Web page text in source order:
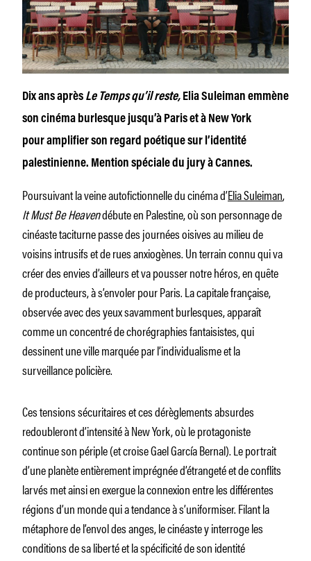
Dix ans après Le Temps qu’il reste, Elia Suleiman emmène
son cinéma burlesque jusqu’à Paris et à New York
pour amplifier son regard poétique sur l’identité
palestinienne. Mention spéciale du jury à Cannes.
Poursuivant la veine autofictionnelle du cinéma d’Elia Suleiman,
It Must Be Heavendébute en Palestine, où son personnage de
cinéaste taciturne passe des journées oisives au milieu de
voisins intrusifs et de rues anxiogènes. Un terrain connu qui va
créer des envies d’ailleurs et va pousser notre héros, en quête
de producteurs, à s’envoler pour Paris. La capitale française,
observée avec des yeux savamment burlesques, apparaît
comme un concentré de chorégraphies fantaisistes, qui
dessinent une ville marquée par l’individualisme et la
surveillance policière.
Ces tensions sécuritaires et ces dérèglements absurdes
redoubleront d’intensité à New York, où le protagoniste
continue son périple (et croise Gael García Bernal). Le portrait
d’une planète entièrement imprégnée d’étrangeté et de conflits
larvés met ainsi en exergue la connexion entre les différentes
régions d’un monde qui a tendance à s’uniformiser. Filant la
métaphore de l’envol des anges, le cinéaste y interroge les
conditions de sa liberté et la spécificité de son identité